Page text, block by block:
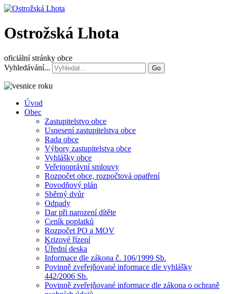
Ostrožská Lhota
oficiální stránky obce
Vyhledávání...
Go
Úvod
Obec
Zastupitelstvo obce
Usnesení zastupitelstva obce
Rada obce
Výbory zastupitelstva obce
Vyhlášky obce
Veřejnoprávní smlouvy
Rozpočet obce, rozpočtová opatření
Povodňový plán
Sběrný dvůr
Odpady
Dar při narození dítěte
Ceník poplatků
Rozpočet PO a MOV
Krizové řízení
Úřední deska
Informace dle zákona č. 106/1999 Sb.
Povinně zveřejňované informace dle vyhlášky
442/2006 Sb.
Povinně zveřejňované informace dle zákona o ochraně